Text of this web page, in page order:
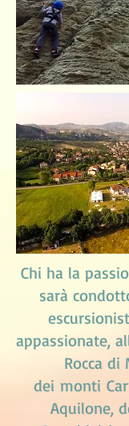
Chi ha la
sarà
appassionate,
Rocca di
dei monti
Aquilone,